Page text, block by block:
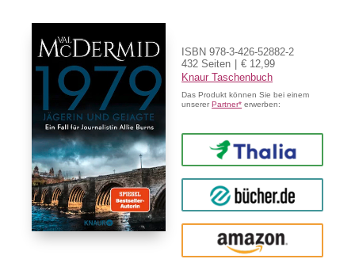
ISBN 978-3-426-52882-2
432 Seiten
€ 12,99
Knaur Taschenbuch
Das Produkt können Sie bei einem
unsererPartner* erwerben:
Thalia
buecher.de
Amazon